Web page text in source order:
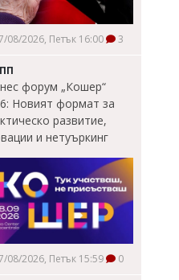
08/2026, Петък 16:00 3
форум „Кошер“
Новият формат за
развитие,
и нетуъркинг
08/2026, Петък 15:59 0